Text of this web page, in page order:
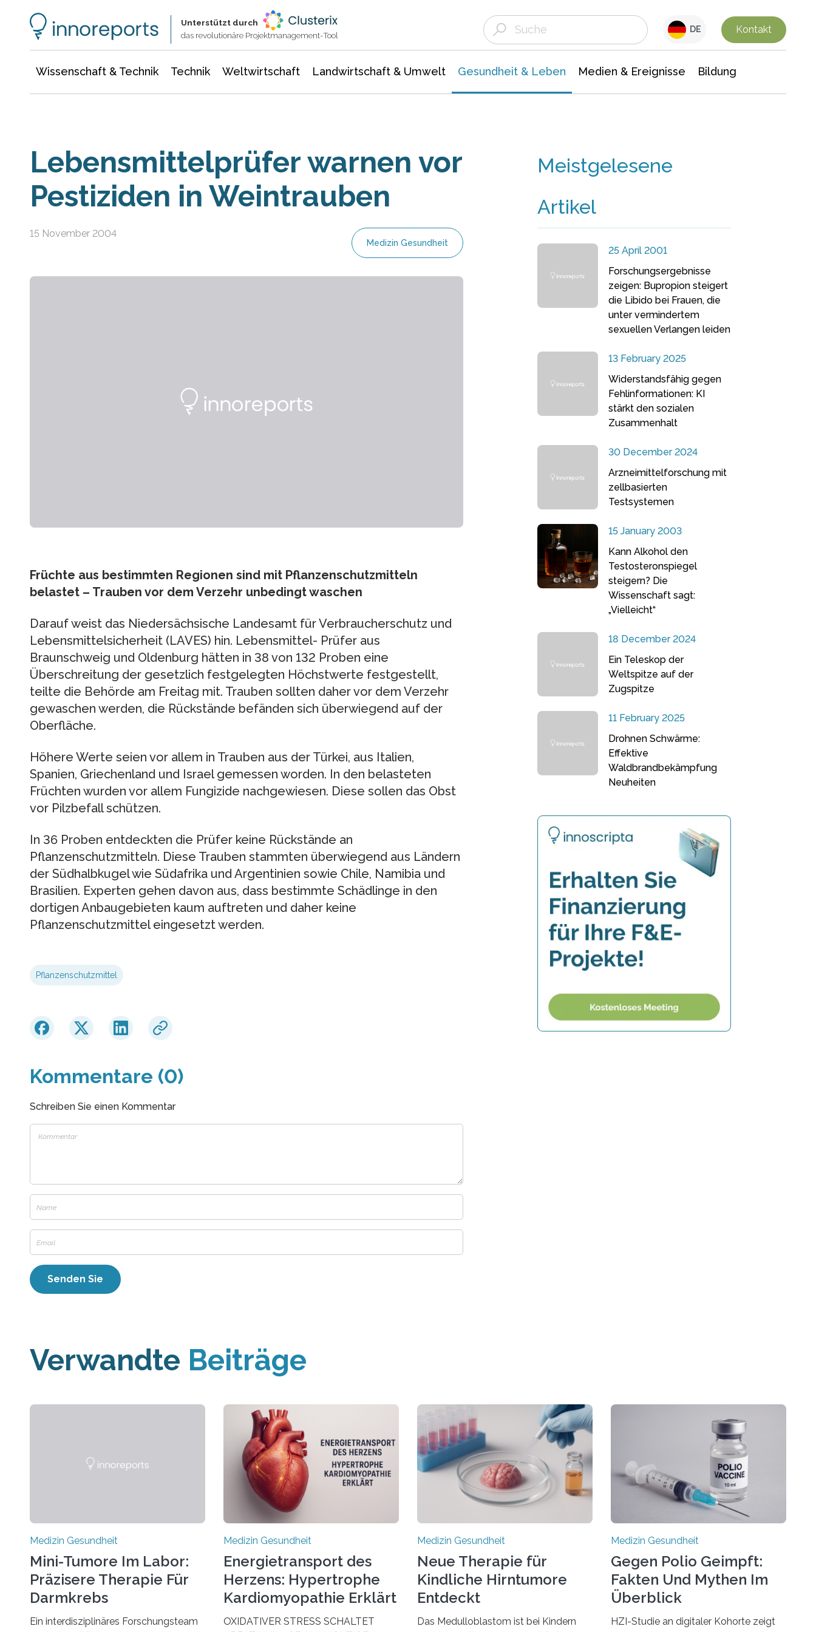
Unterstützt durch
das revolutionäre Projektmanagement-Tool
DE Kontakt
Wissenschaft & Technik Technik Weltwirtschaft Landwirtschaft & Umwelt Gesundheit & Leben Medien & Ereignisse Bildung
Lebensmittelprüfer warnen vor
Pestiziden in Weintrauben
15 November 2004
Medizin Gesundheit
Früchte aus bestimmten Regionen sind mit Pflanzenschutzmitteln
belastet – Trauben vor dem Verzehr unbedingt waschen
Darauf weist das Niedersächsische Landesamt für Verbraucherschutz und
Lebensmittelsicherheit (LAVES) hin. Lebensmittel- Prüfer aus
Braunschweig und Oldenburg hätten in 38 von 132 Proben eine
Überschreitung der gesetzlich festgelegten Höchstwerte festgestellt,
teilte die Behörde am Freitag mit. Trauben sollten daher vor dem Verzehr
gewaschen werden, die Rückstände befänden sich überwiegend auf der
Oberfläche.
Höhere Werte seien vor allem in Trauben aus der Türkei, aus Italien,
Spanien, Griechenland und Israel gemessen worden. In den belasteten
Früchten wurden vor allem Fungizide nachgewiesen. Diese sollen das Obst
vor Pilzbefall schützen.
In 36 Proben entdeckten die Prüfer keine Rückstände an
Pflanzenschutzmitteln. Diese Trauben stammten überwiegend aus Ländern
der Südhalbkugel wie Südafrika und Argentinien sowie Chile, Namibia und
Brasilien. Experten gehen davon aus, dass bestimmte Schädlinge in den
dortigen Anbaugebieten kaum auftreten und daher keine
Pflanzenschutzmittel eingesetzt werden.
Pflanzenschutzmittel
Kommentare (0)
Schreiben Sie einen Kommentar
Meistgelesene
Artikel
25 April 2001
Forschungsergebnisse
zeigen: Bupropion steigert
die Libido bei Frauen, die
unter vermindertem
sexuellen Verlangen leiden
13 February 2025
Widerstandsfähig gegen
Fehlinformationen: KI
stärkt den sozialen
Zusammenhalt
30 December 2024
Arzneimittelforschung mit
zellbasierten
Testsystemen
15 January 2003
Kann Alkohol den
Testosteronspiegel
steigern? Die
Wissenschaft sagt:
„Vielleicht“
18 December 2024
Ein Teleskop der
Weltspitze auf der
Zugspitze
11 February 2025
Drohnen Schwärme:
Effektive
Waldbrandbekämpfung
Neuheiten
Verwandte Beiträge
Medizin Gesundheit
Mini-Tumore Im Labor:
Präzisere Therapie Für
Darmkrebs
Ein interdisziplinäres Forschungsteam
Medizin Gesundheit
Energietransport des
Herzens: Hypertrophe
Kardiomyopathie Erklärt
OXIDATIVER STRESS SCHALTET
Medizin Gesundheit
Neue Therapie für
Kindliche Hirntumore
Entdeckt
Das Medulloblastom ist bei Kindern
Medizin Gesundheit
Gegen Polio Geimpft:
Fakten Und Mythen Im
Überblick
HZI-Studie an digitaler Kohorte zeigt